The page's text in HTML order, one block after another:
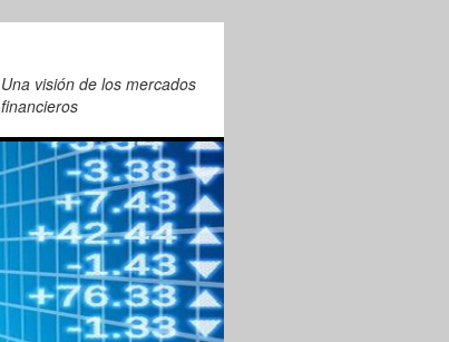
Una visión de los mercados
financieros